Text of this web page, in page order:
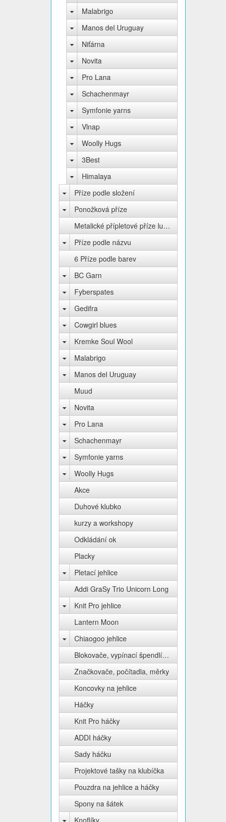
Malabrigo
Manos del Uruguay
Niťárna
Novita
Pro Lana
Schachenmayr
Symfonie yarns
Vlnap
Woolly Hugs
3Best
Himalaya
Příze podle složení
Ponožková příze
Metalické přípletové příze lurex
Příze podle názvu
6 Příze podle barev
BC Garn
Fyberspates
Gedifra
Cowgirl blues
Kremke Soul Wool
Malabrigo
Manos del Uruguay
Muud
Novita
Pro Lana
Schachenmayr
Symfonie yarns
Woolly Hugs
Akce
Duhové klubko
kurzy a workshopy
Odkládání ok
Placky
Pletací jehlice
Addi GraSy Trio Unicorn Long
Knit Pro jehlice
Lantern Moon
Chiaogoo jehlice
Blokovače, vypínací špendlíky Knit Pro
Značkovače, počítadla, měrky
Koncovky na jehlice
Háčky
Knit Pro háčky
ADDI háčky
Sady háčku
Projektové tašky na klubíčka
Pouzdra na jehlice a háčky
Spony na šátek
Knoflíky